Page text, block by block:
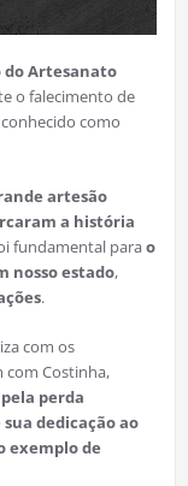
Artesanato
o falecimento de
como
artesão
a história
fundamental parao
nosso estado,
.
com os
Costinha,
perda
dedicação ao
exemplo de